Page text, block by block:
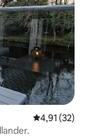
Gemiddelde
4,91 (32)